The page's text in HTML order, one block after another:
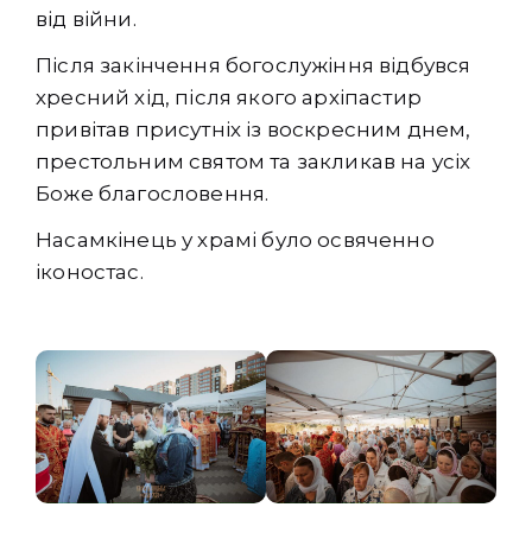
від війни.
Після закінчення богослужіння відбувся
хресний хід, після якого архіпастир
привітав присутніх із воскресним днем,
престольним святом та закликав на усіх
Боже благословення.
Насамкінець у храмі було освяченно
іконостас.